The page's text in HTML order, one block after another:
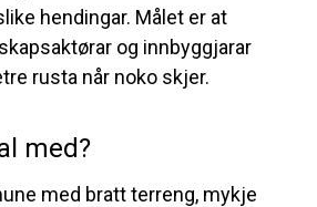
hendingar. Målet er at
og innbyggjarar
rusta når noko skjer.
med?
med bratt terreng, mykje